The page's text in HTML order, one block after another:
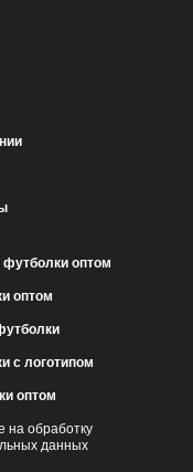
футболки оптом
оптом
с логотипом
оптом
на обработку
данных